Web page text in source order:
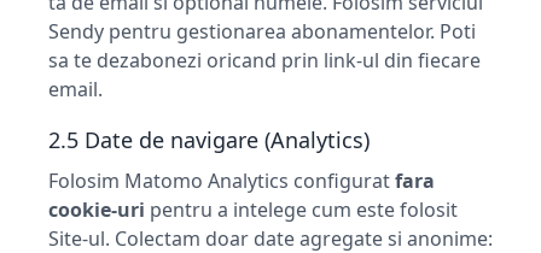
Sendy pentru gestionarea abonamentelor. Poti
sa te dezabonezi oricand prin link-ul din fiecare
email.
2.5 Date de navigare (Analytics)
Folosim Matomo Analytics configuratfara
cookie-uri pentru a intelege cum este folosit
Site-ul. Colectam doar date agregate si anonime: